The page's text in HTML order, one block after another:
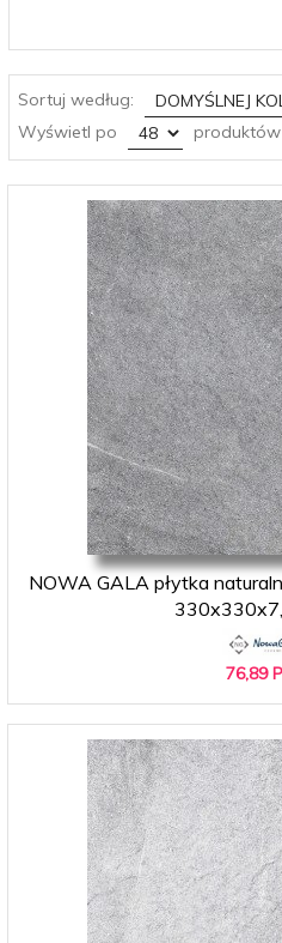
Sortuj według:
sort
Wyświetl po
pop produktów
NOWA GALA płytka
76,89